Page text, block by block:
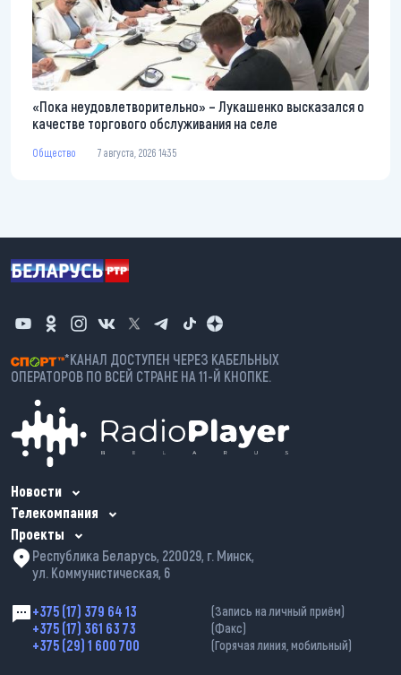
«Пока неудовлетворительно» – Лукашенко высказался о
качестве торгового обслуживания на селе
Общество 7 августа, 2026 14:35
*КАНАЛ ДОСТУПЕН ЧЕРЕЗ КАБЕЛЬНЫХ
ОПЕРАТОРОВ ПО ВСЕЙ СТРАНЕ НА 11-Й КНОПКЕ.
Новости
Телекомпания
Проекты
Республика Беларусь, 220029, г. Минск,
ул. Коммунистическая, 6
+375 (17) 379 64 13 (Запись на личный приём)
+375 (17) 361 63 73 (Факс)
+375 (29) 1 600 700 (Горячая линия, мобильный)